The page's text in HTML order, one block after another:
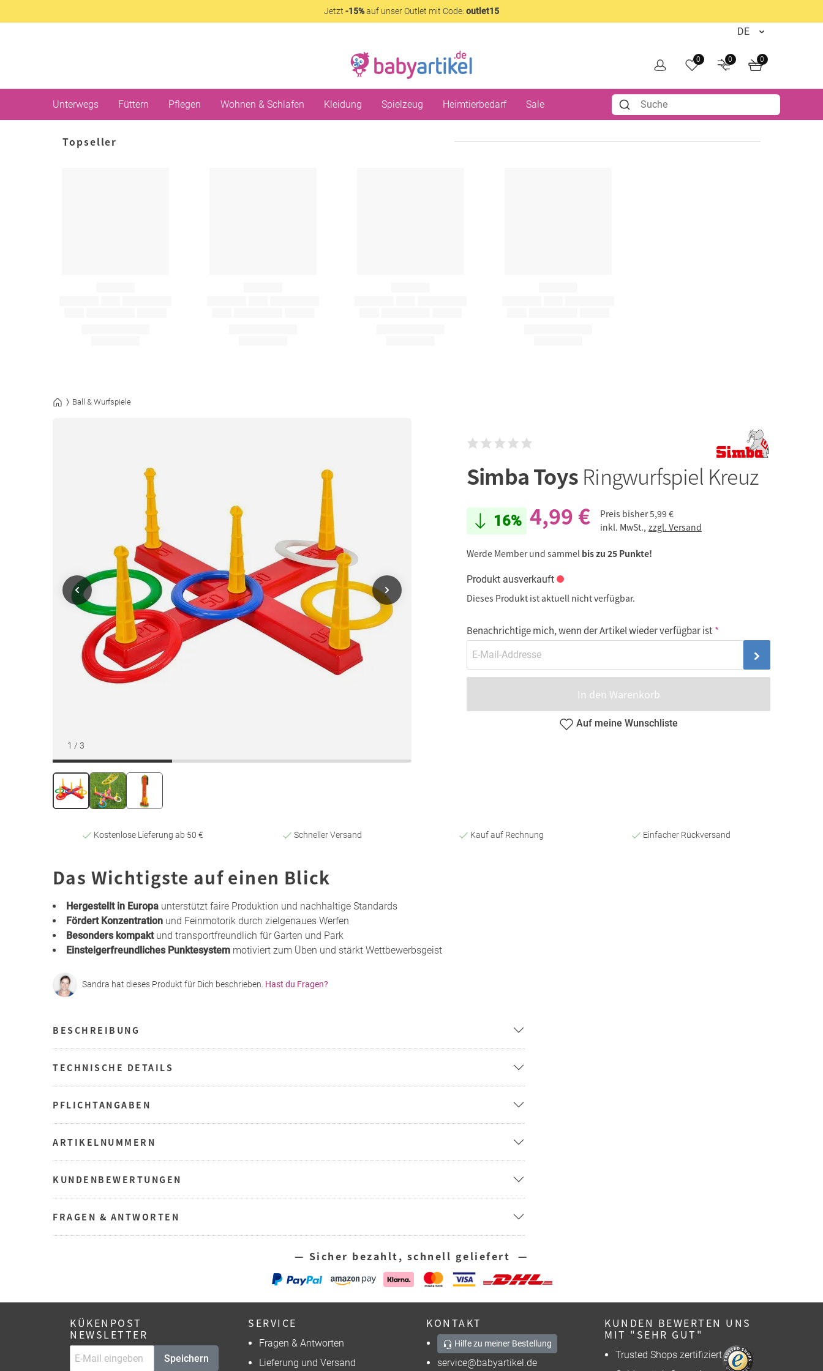
Jetzt -15%auf unser Outlet mit Code: outlet15
0 0 0
Unterwegs Füttern Pflegen Wohnen & Schlafen Kleidung Spielzeug Heimtierbedarf Sale
Topseller
Ball & Wurfspiele
1 / 3
Simba Toys Ringwurfspiel Kreuz
16% 4,99 € Preis bisher5,99 €
inkl. MwSt., zzgl. Versand
Werde Member und sammel bis zu 25 Punkte!
Produkt ausverkauft
Dieses Produkt ist aktuell nicht verfügbar.
Benachrichtige mich, wenn der Artikel wieder verfügbar ist
In den Warenkorb
Auf meine Wunschliste
Kostenlose Lieferung ab 50 € Schneller Versand Kauf auf Rechnung Einfacher Rückversand
Das Wichtigste auf einen Blick
Hergestellt in Europa unterstützt faire Produktion und nachhaltige Standards
Fördert Konzentration und Feinmotorik durch zielgenaues Werfen
Besonders kompaktund transportfreundlich für Garten und Park
Einsteigerfreundliches Punktesystem motiviert zum Üben und stärkt Wettbewerbsgeist
Sandra hat dieses Produkt für Dich beschrieben. Hast du Fragen?
BESCHREIBUNG
TECHNISCHE DETAILS
PFLICHTANGABEN
ARTIKELNUMMERN
KUNDENBEWERTUNGEN
FRAGEN & ANTWORTEN
— Sicher bezahlt, schnell geliefert —
KÜKENPOST
NEWSLETTER
Speichern
SERVICE
Fragen & Antworten
Lieferung und Versand
KONTAKT
Hilfe zu meiner Bestellung
service@babyartikel.de
KUNDEN BEWERTEN UNS
MIT "SEHR GUT"
Trusted Shops zertifiziert